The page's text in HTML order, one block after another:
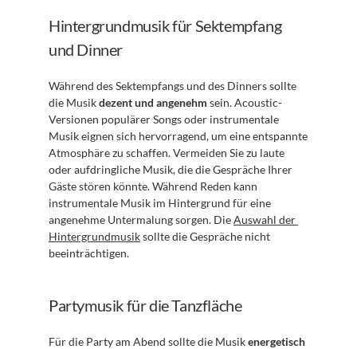
Hintergrundmusik für Sektempfang
und Dinner
Während des Sektempfangs und des Dinners sollte
die Musik dezent und angenehm sein. Acoustic-
Versionen populärer Songs oder instrumentale
Musik eignen sich hervorragend, um eine entspannte
Atmosphäre zu schaffen. Vermeiden Sie zu laute
oder aufdringliche Musik, die die Gespräche Ihrer
Gäste stören könnte. Während Reden kann
instrumentale Musik im Hintergrund für eine
angenehme Untermalung sorgen. Die Auswahl der
Hintergrundmusik sollte die Gespräche nicht
beeinträchtigen.
Partymusik für die Tanzfläche
Für die Party am Abend sollte die Musik energetisch